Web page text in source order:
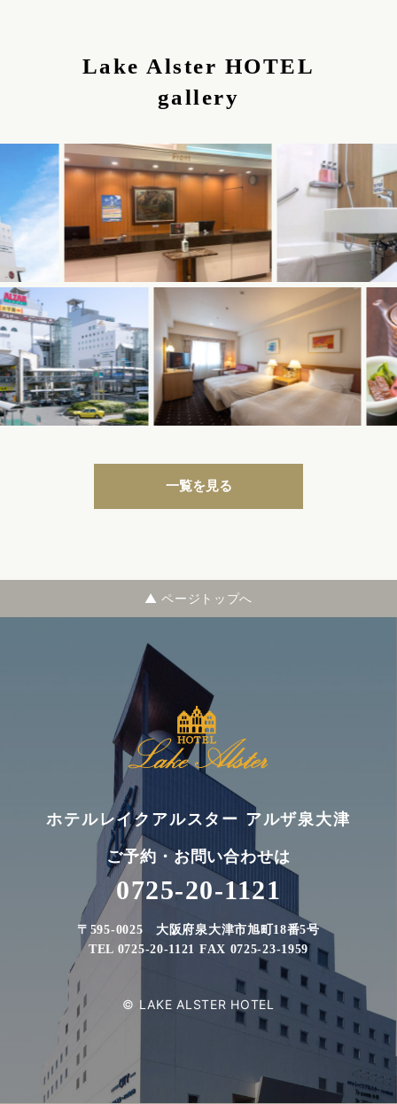
Lake Alster HOTEL
gallery
一覧を見る
▲ ページトップへ
ホテルレイクアルスター アルザ泉大津
ご予約・お問い合わせは
0725-20-1121
〒595-0025 大阪府泉大津市旭町18番5号
TEL 0725-20-1121 FAX 0725-23-1959
© LAKE ALSTER HOTEL